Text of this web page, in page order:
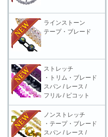
ラインストーン
テープ・ブレード
ストレッチ
・トリム・ブレード
スパン / レース /
フリル / ピコット
ノンストレッチ
・テープ・ブレード
スパン / レース /